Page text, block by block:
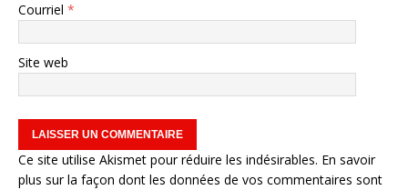
Courriel *
Site web
Ce site utilise Akismet pour réduire les indésirables. En savoir
plus sur la façon dont les données de vos commentaires sont